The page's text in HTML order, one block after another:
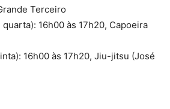
Terceiro
quarta): 16h00 às 17h20, Capoeira
16h00 às 17h20, Jiu-jitsu (José